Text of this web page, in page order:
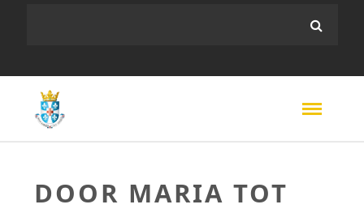
DOOR MARIA TOT